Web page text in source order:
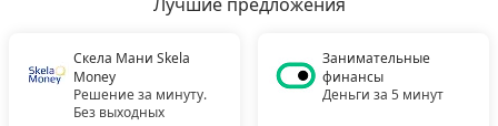
Скела Мани Skela
Money
Решение за минуту.
Без выходных
Занимательные
финансы
Деньги за 5 минут